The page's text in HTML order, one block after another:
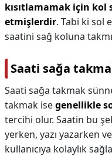
kısıtlamamak için
etmişlerdir. Tabi ki sol
saatini sağ koluna
Saati sağa
Saati sağa takmak
takmak isegenellikle
tercihi olur. Saatin bu
yerken, yazı yazarken
kullanıcıya kolaylık